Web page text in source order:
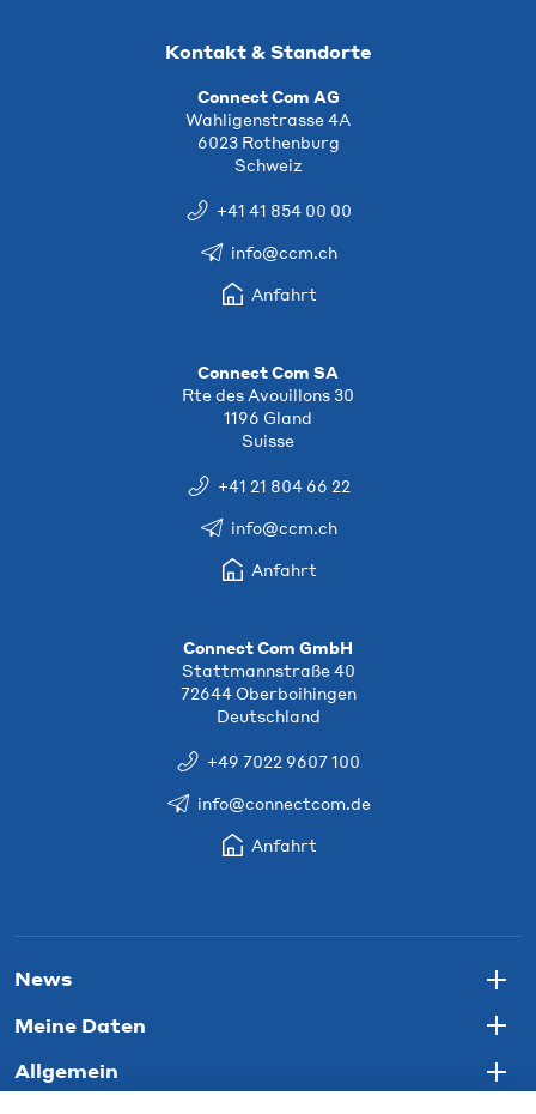
Kontakt & Standorte
Connect Com AG
Wahligenstrasse 4A
6023 Rothenburg
Schweiz
+41 41 854 00 00
info@ccm.ch
Anfahrt
Connect Com SA
Rte des Avouillons 30
1196 Gland
Suisse
+41 21 804 66 22
info@ccm.ch
Anfahrt
Connect Com GmbH
Stattmannstraße 40
72644 Oberboihingen
Deutschland
+49 7022 9607 100
info@connectcom.de
Anfahrt
News
Meine Daten
Allgemein